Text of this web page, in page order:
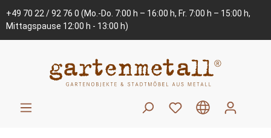
+49 70 22 / 92 76 0 (Mo.-Do. 7:00 h – 16:00 h, Fr. 7:00 h – 15:00 h,
Mittagspause 12:00 h - 13:00 h)